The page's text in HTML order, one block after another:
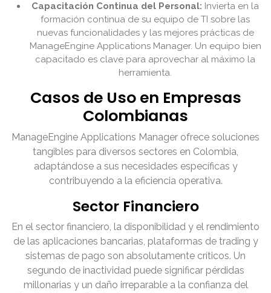
Capacitación Continua del Personal: Invierta en la
formación continua de su equipo de TI sobre las
nuevas funcionalidades y las mejores prácticas de
ManageEngine Applications Manager. Un equipo bien
capacitado es clave para aprovechar al máximo la
herramienta.
Casos de Uso en Empresas
Colombianas
ManageEngine Applications Manager ofrece soluciones
tangibles para diversos sectores en Colombia,
adaptándose a sus necesidades específicas y
contribuyendo a la eficiencia operativa.
Sector Financiero
En el sector financiero, la disponibilidad y el rendimiento
de las aplicaciones bancarias, plataformas de trading y
sistemas de pago son absolutamente críticos. Un
segundo de inactividad puede significar pérdidas
millonarias y un daño irreparable a la confianza del